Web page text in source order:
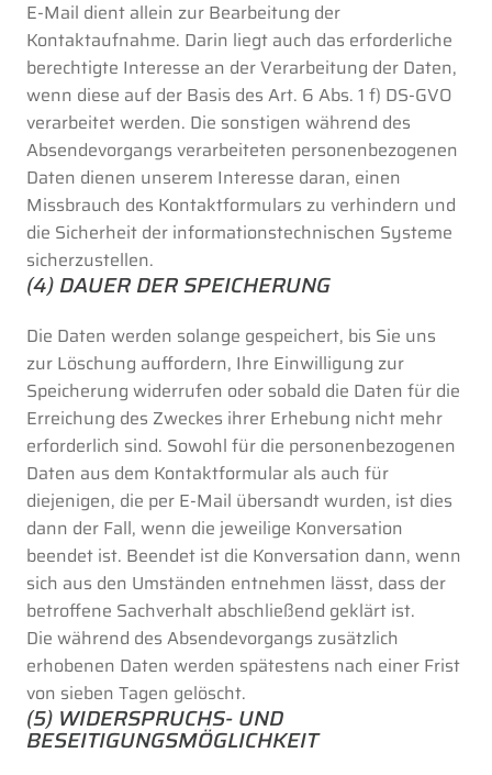
E-Mail dient allein zur Bearbeitung der
Kontaktaufnahme. Darin liegt auch das erforderliche
berechtigte Interesse an der Verarbeitung der Daten,
wenn diese auf der Basis des Art. 6 Abs. 1 f) DS-GVO
verarbeitet werden. Die sonstigen während des
Absendevorgangs verarbeiteten personenbezogenen
Daten dienen unserem Interesse daran, einen
Missbrauch des Kontaktformulars zu verhindern und
die Sicherheit der informationstechnischen Systeme
sicherzustellen.
(4) DAUER DER SPEICHERUNG
Die Daten werden solange gespeichert, bis Sie uns
zur Löschung auffordern, Ihre Einwilligung zur
Speicherung widerrufen oder sobald die Daten für die
Erreichung des Zweckes ihrer Erhebung nicht mehr
erforderlich sind. Sowohl für die personenbezogenen
Daten aus dem Kontaktformular als auch für
diejenigen, die per E-Mail übersandt wurden, ist dies
dann der Fall, wenn die jeweilige Konversation
beendet ist. Beendet ist die Konversation dann, wenn
sich aus den Umständen entnehmen lässt, dass der
betroffene Sachverhalt abschließend geklärt ist.
Die während des Absendevorgangs zusätzlich
erhobenen Daten werden spätestens nach einer Frist
von sieben Tagen gelöscht.
(5) WIDERSPRUCHS- UND
BESEITIGUNGSMÖGLICHKEIT